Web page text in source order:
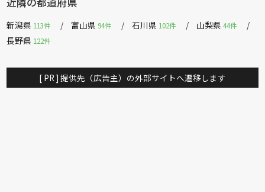
新潟県 113件 富山県 94件 石川県 102件 山梨県44件
長野県 122件
[ PR ] 提供先（広告主）の外部サイトへ遷移します